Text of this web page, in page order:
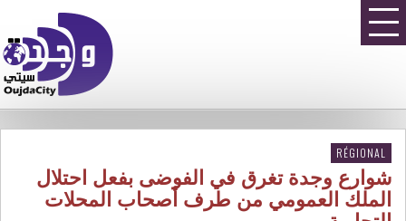
RÉGIONAL
شوارع وجدة تغرق في الفوضى بفعل احتلال
الملك العمومي من طرف أصحاب المحلات